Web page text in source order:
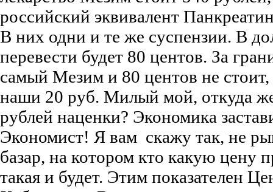
российский эквивалент
В них одни и те же суспензии. В
перевести будет 80 центов. За
самый Мезим и 80 центов не стоит,
наши 20 руб. Милый мой, откуда
рублей наценки? Экономика
Экономист! Я вам скажу так, не
базар, на котором кто какую цену
такая и будет. Этим показателен